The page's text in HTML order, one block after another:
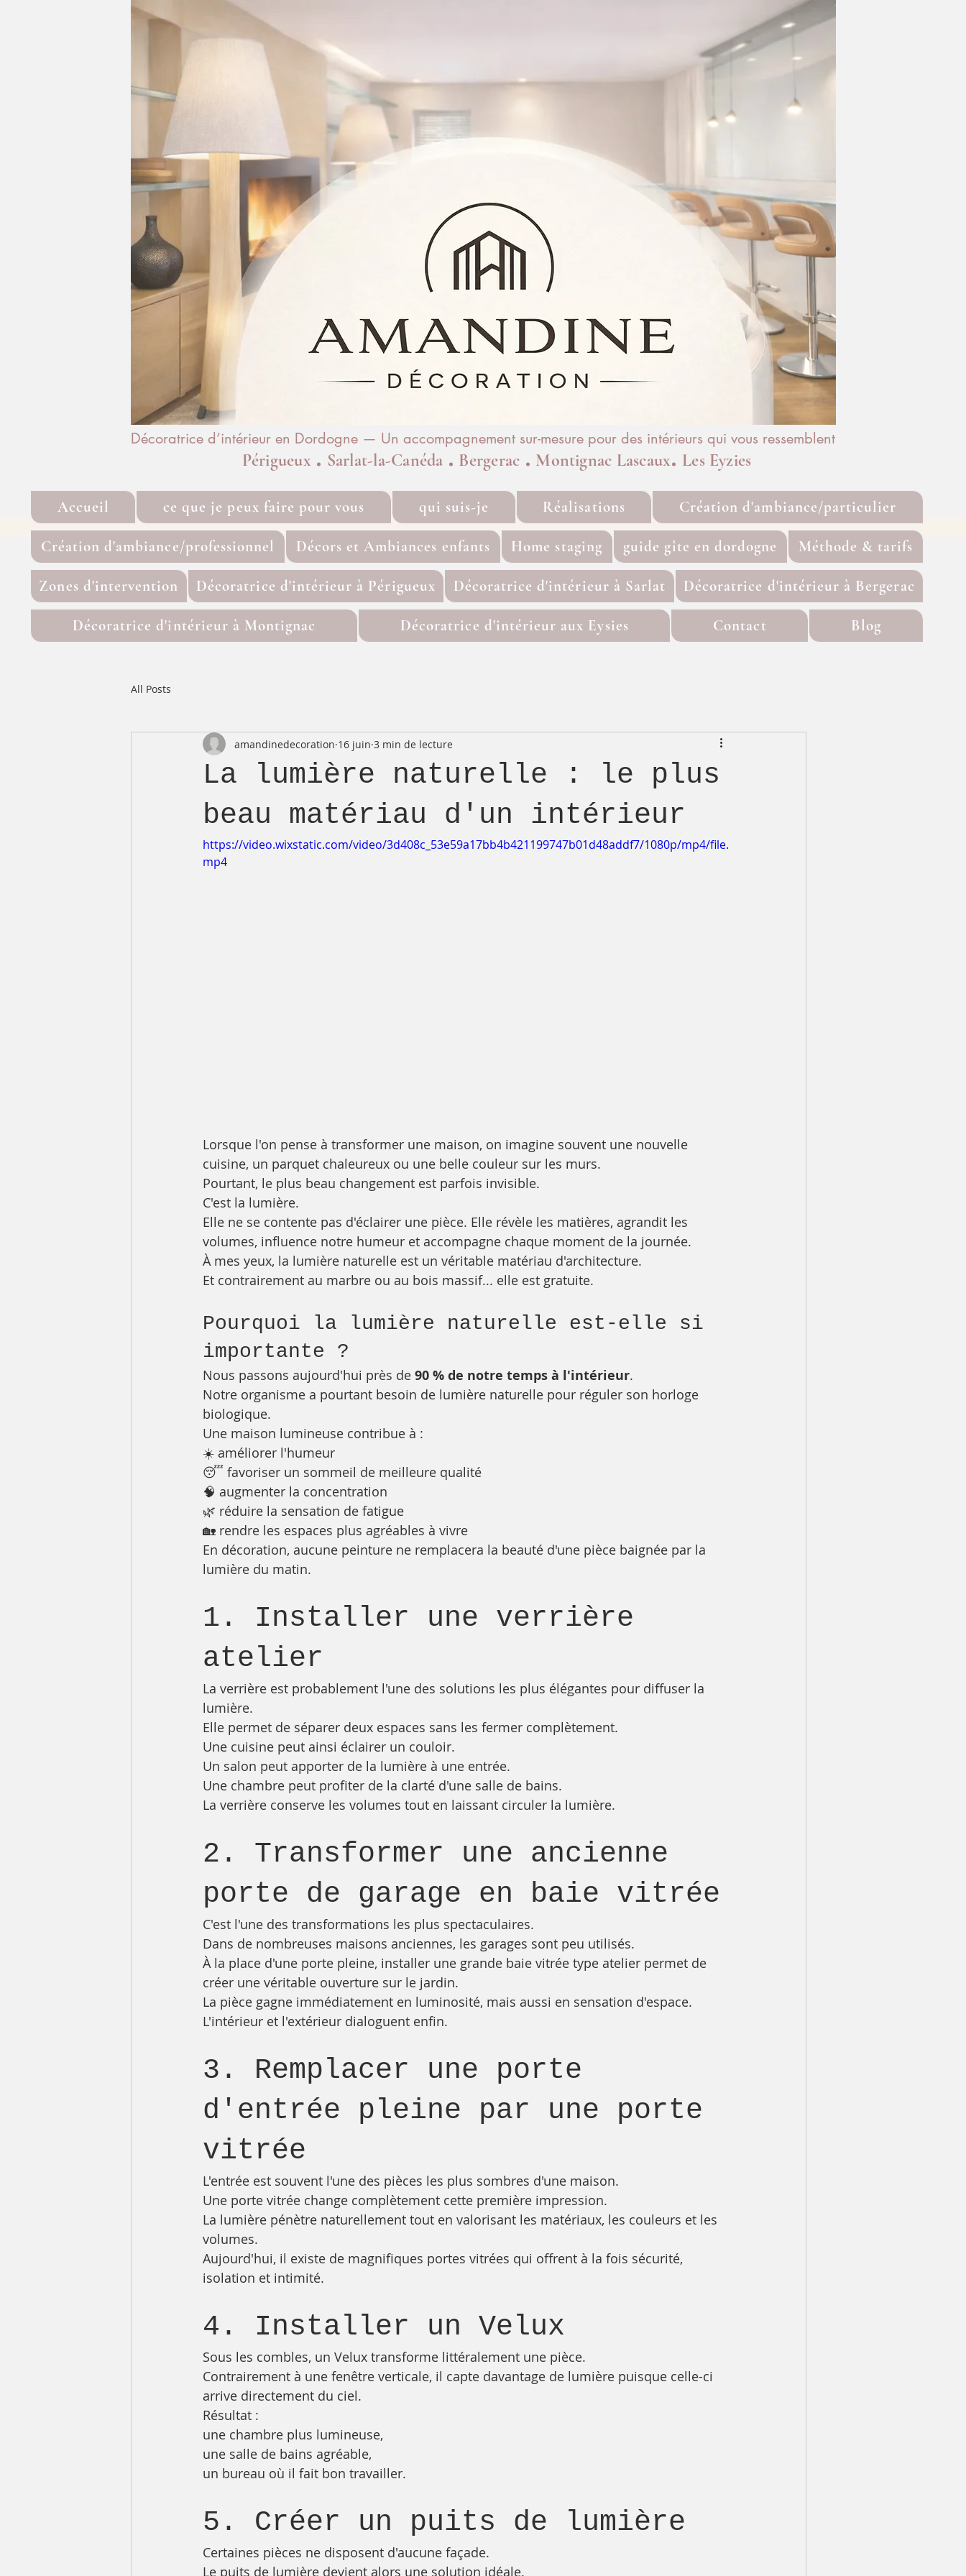
Périgueux . Sarlat-la-Canéda . Bergerac . Montignac Lascaux. Les Eyzies
Décoratrice d’intérieur en Dordogne — Un accompagnement sur-mesure pour des intérieurs qui vous ressemblent
Accueil ce que je peux faire pour vous qui suis-je Réalisations Création d'ambiance/particulier
Création d'ambiance/professionnel Décors et Ambiances enfants Home staging guide gîte en dordogne Méthode & tarifs
Zones d'intervention Décoratrice d'intérieur à Périgueux Décoratrice d'intérieur à Sarlat Décoratrice d'intérieur à Bergerac
Décoratrice d'intérieur à Montignac Décoratrice d'intérieur aux Eysies Contact Blog
All Posts
La lumière naturelle : le plus
beau matériau d'un intérieur
amandinedecoration 16 juin 3 min de lecture
https://video.wixstatic.com/video/3d408c_53e59a17bb4b421199747b01d48addf7/1080p/mp4/file.
mp4
Lorsque l'on pense à transformer une maison, on imagine souvent une nouvelle
cuisine, un parquet chaleureux ou une belle couleur sur les murs.
Pourtant, le plus beau changement est parfois invisible.
C'est la lumière.
Elle ne se contente pas d'éclairer une pièce. Elle révèle les matières, agrandit les
volumes, influence notre humeur et accompagne chaque moment de la journée.
À mes yeux, la lumière naturelle est un véritable matériau d'architecture.
Et contrairement au marbre ou au bois massif... elle est gratuite.
Pourquoi la lumière naturelle est-elle si
importante ?
Nous passons aujourd'hui près de 90 % de notre temps à l'intérieur.
Notre organisme a pourtant besoin de lumière naturelle pour réguler son horloge
biologique.
Une maison lumineuse contribue à :
☀️ améliorer l'humeur
😴 favoriser un sommeil de meilleure qualité
🧠 augmenter la concentration
🌿 réduire la sensation de fatigue
🏡 rendre les espaces plus agréables à vivre
En décoration, aucune peinture ne remplacera la beauté d'une pièce baignée par la
lumière du matin.
1. Installer une verrière
atelier
La verrière est probablement l'une des solutions les plus élégantes pour diffuser la
lumière.
Elle permet de séparer deux espaces sans les fermer complètement.
Une cuisine peut ainsi éclairer un couloir.
Un salon peut apporter de la lumière à une entrée.
Une chambre peut profiter de la clarté d'une salle de bains.
La verrière conserve les volumes tout en laissant circuler la lumière.
2. Transformer une ancienne
porte de garage en baie vitrée
C'est l'une des transformations les plus spectaculaires.
Dans de nombreuses maisons anciennes, les garages sont peu utilisés.
À la place d'une porte pleine, installer une grande baie vitrée type atelier permet de
créer une véritable ouverture sur le jardin.
La pièce gagne immédiatement en luminosité, mais aussi en sensation d'espace.
L'intérieur et l'extérieur dialoguent enfin.
3. Remplacer une porte
d'entrée pleine par une porte
vitrée
L'entrée est souvent l'une des pièces les plus sombres d'une maison.
Une porte vitrée change complètement cette première impression.
La lumière pénètre naturellement tout en valorisant les matériaux, les couleurs et les
volumes.
Aujourd'hui, il existe de magnifiques portes vitrées qui offrent à la fois sécurité,
isolation et intimité.
4. Installer un Velux
Sous les combles, un Velux transforme littéralement une pièce.
Contrairement à une fenêtre verticale, il capte davantage de lumière puisque celle-ci
arrive directement du ciel.
Résultat :
une chambre plus lumineuse,
une salle de bains agréable,
un bureau où il fait bon travailler.
5. Créer un puits de lumière
Certaines pièces ne disposent d'aucune façade.
Le puits de lumière devient alors une solution idéale.